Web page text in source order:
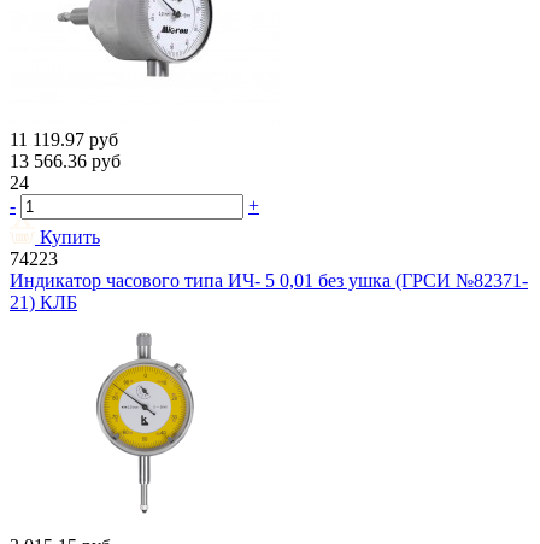
11 119.97 руб
13 566.36 руб
24
-
+
Купить
74223
Индикатор часового типа ИЧ- 5 0,01 без ушка (ГРСИ №82371-
21) КЛБ